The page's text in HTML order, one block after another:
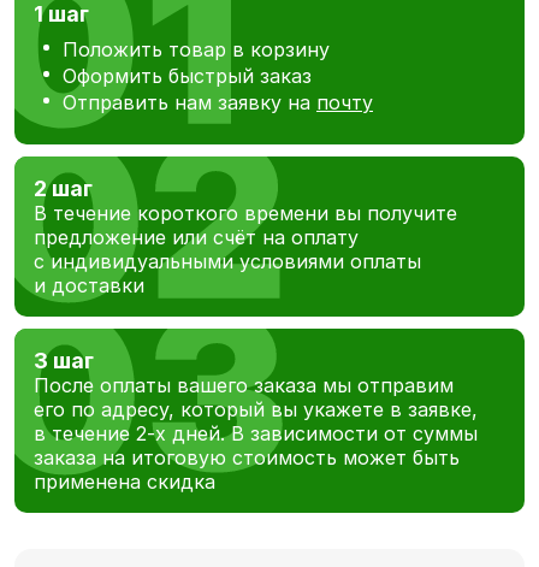
1 шаг
Положить товар в корзину
Оформить быстрый заказ
Отправить нам заявку на почту
2 шаг
В течение короткого времени вы получите
предложение или счёт на оплату
с индивидуальными условиями оплаты
и доставки
3 шаг
После оплаты вашего заказа мы отправим
его по адресу, который вы укажете в заявке,
в течение 2-х дней. В зависимости от суммы
заказа на итоговую стоимость может быть
применена скидка